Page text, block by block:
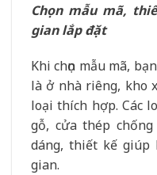
Chọn mẫu mã,
gian lắp đặt
Khi chọn mẫu mã,
là ở nhà riêng, kho
loại thích hợp. Các
gỗ, cửa thép
dáng, thiết kế giúp
gian.